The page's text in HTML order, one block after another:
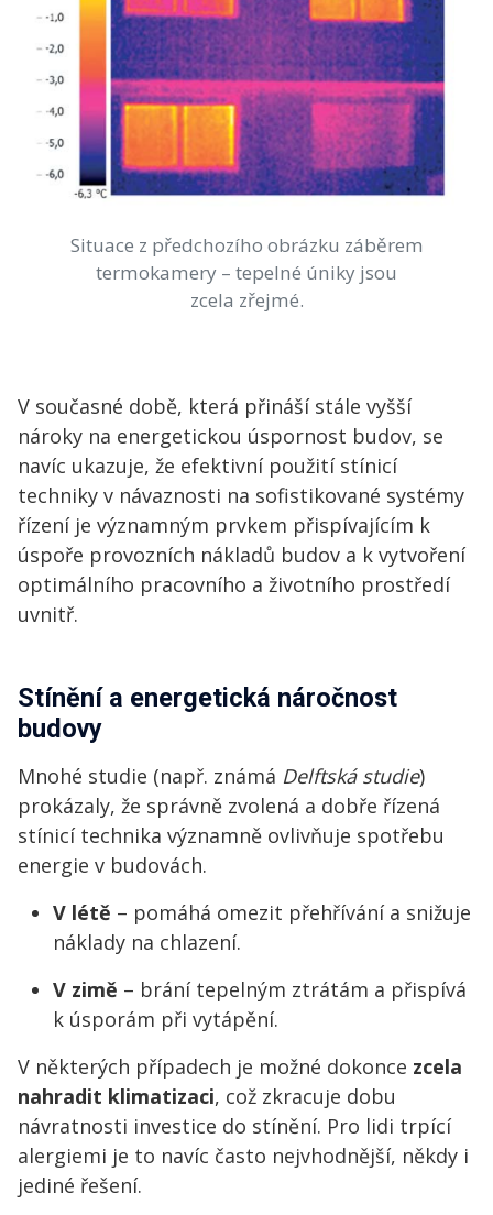
Situace z předchozího obrázku záběrem
termokamery – tepelné úniky jsou
zcela zřejmé.
V současné době, která přináší stále vyšší
nároky na energetickou úspornost budov, se
navíc ukazuje, že efektivní použití stínicí
techniky v návaznosti na sofistikované systémy
řízení je významným prvkem přispívajícím k
úspoře provozních nákladů budov a k vytvoření
optimálního pracovního a životního prostředí
uvnitř.
Stínění a energetická náročnost
budovy
Mnohé studie (např. známá Delftská studie)
prokázaly, že správně zvolená a dobře řízená
stínicí technika významně ovlivňuje spotřebu
energie v budovách.
V létě – pomáhá omezit přehřívání a snižuje
náklady na chlazení.
V zimě – brání tepelným ztrátám a přispívá
k úsporám při vytápění.
V některých případech je možné dokonce zcela
nahradit klimatizaci, což zkracuje dobu
návratnosti investice do stínění. Pro lidi trpící
alergiemi je to navíc často nejvhodnější, někdy i
jediné řešení.